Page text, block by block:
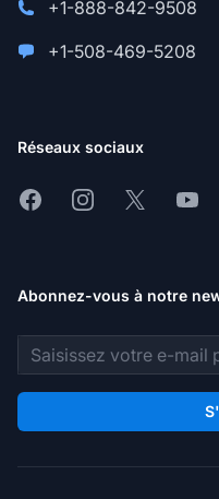
+1-888-842-9508
+1-508-469-5208
Réseaux sociaux
FacebookInstagram
X
Abonnez-vous à notre
Adresse e-mail